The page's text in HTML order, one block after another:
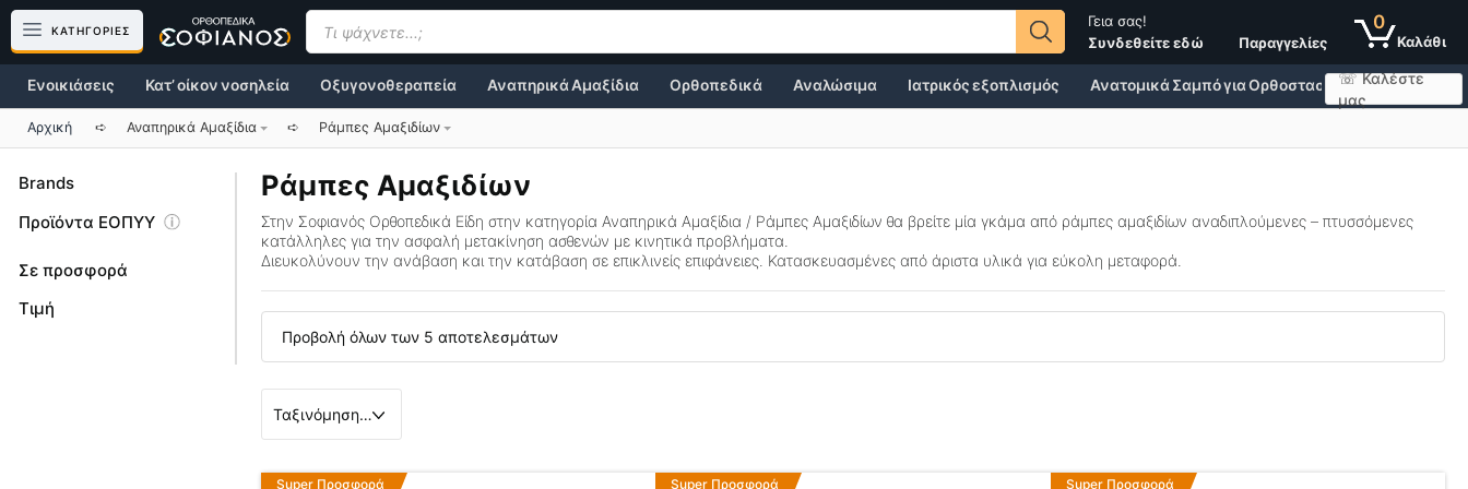
Μετάβαση
περιεχόμενο
Γεια σας!
Συνδεθείτε εδώ
Παραγγελίες
0
ΚΑΤΗΓΟΡΙΕΣ
Products
search
☏ Καλέστε
μας
Κατ’ οίκον νοσηλεία Οξυγονοθεραπεία Αναπηρικά Αμαξίδια
Ενοικιάσεις Ορθοπεδικά Αναλώσιμα Ιατρικός εξοπλισμός Ανατομικά Σαμπό για Ορθοστασία Άθληση,
Αρχική ➪ Αναπηρικά Αμαξίδια ➪ Ράμπες Αμαξιδίων
Ράμπες Αμαξιδίων
Στην Σοφιανός Ορθοπεδικά Είδη στην κατηγορία Αναπηρικά Αμαξίδια / Ράμπες Αμαξιδίων θα βρείτε μία γκάμα από ράμπες αμαξιδίων αναδιπλούμενες – πτυσσόμενες
κατάλληλες για την ασφαλή μετακίνηση ασθενών με κινητικά προβλήματα.
Διευκολύνουν την ανάβαση και την κατάβαση σε επικλινείς επιφάνειες. Κατασκευασμένες από άριστα υλικά για εύκολη μεταφορά.
Προβολή όλων των 5 αποτελεσμάτων
Super Προσφορά Super Προσφορά
Αυτό
Super Προσφορά
Αυτό
Brands
Προϊόντα ΕΟΠΥΥ
Σε προσφορά
Τιμή